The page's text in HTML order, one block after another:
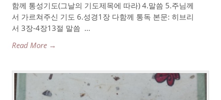
함께 통성기도(그날의 기도제목에 따라) 4.말씀 5.주님께
서 가르쳐주신 기도 6.성경1장 다함께 통독 본문: 히브리
서 3장-4장13절 말씀 ...
Read More →